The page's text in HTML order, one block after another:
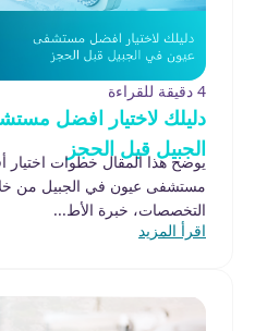
4 دقيقة للقراءة
دليلك لاختيار افضل
الجبيل قبل الحجز
يوضح هذا المقال خطوات اختيار
مستشفى عيون في الجبيل من
التخصصات، خبرة الأط...
اقرأ المزيد